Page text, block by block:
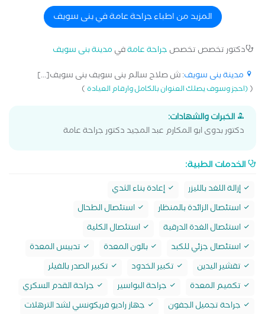
المزيد من اطباء جراحة عامة في بنى سويف
دكتور تخصص تخصص جراحة عامةفي مدينة بنى سويف
مدينة بنى سويف: ش صلاح سالم بنى سويف بنى سويف[...]
((احجز وسوف يصلك العنوان بالكامل وارقام العيادة)
الخبرات والشهادات:
دكتور بدوى ابو المكارم عبد المجيد دكتور جراحة عامة
الخدمات الطبية:
إزالة اللغد بالليزر
إعادة بناء الثدي
استئصال الزائدة بالمنظار
استئصال الطحال
استئصال الغدة الدرقية
استئصال الكلية
استئصال جزئي للكبد
بالون المعدة
تدبيس المعدة
تقشير اليدين
تكبير الخدود
تكبير الصدر بالفيلر
تكميم المعدة
جراحة البواسير
جراحة القدم السكري
جراحة تجميل الجفون
جهاز راديو فريكونسي لشد الترهلات